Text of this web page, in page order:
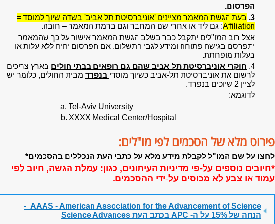
הפרסום.
3. בעת הגשת המאמר מציינים 'אוניברסיטת תל אביב' בשדה שיוך למוסד =
Affiliation
: גם ליד או אחרי שם המחבר וגם ברמת המאמר – חובה.
אצל רוב המו"לים יתקבל כבר בשלב הגשת המאמר אישור על כך שהמאמר
יתפרסם בגישה פתוחה ומידע לגבי התשלום: אם הפרסום יהיה ללא עלות או
בעלות מופחתת.
4. חוקרי אוניברסיטת תל-אביב שהם גם רופאים בבתי חולים בארץ צריכים
לרשום את אוניברסיטת תל-אביב כשיוך מוסדי בנפרד מבית החולים, כלומר יש
לציין 2 שיוכים בנפרד.
לדוגמא:
a. Tel-Aviv University
b. XXXX Medical Center/Hospital
פירוט מלא של הסכמים לפי מו"לים:
לחצו על שם המו"ל לקבלת מידע מלא על כתבי העת הנכללים בהסכמים*
*חיובים נוספים על-פי מדיניות העיתונים, כגון: עמלת הגשה, חיוב לפי
עמוד או צבע לא מכוסים על-ידי ההסכמים.
AAAS - American Association for the Advancement of Science -
הנחה של 15% על ה- APC בכתב העת Science Advances